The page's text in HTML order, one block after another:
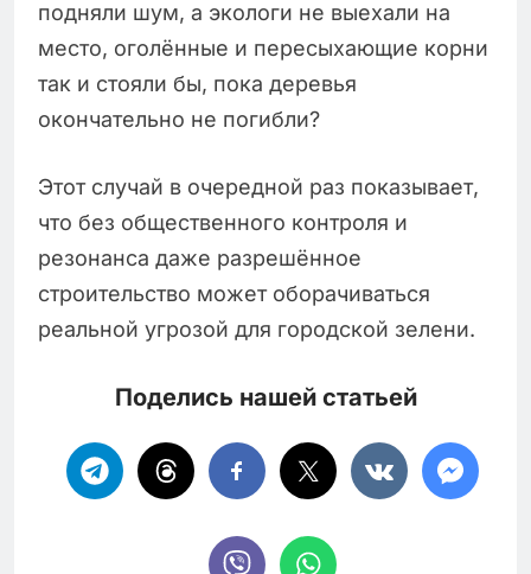
подняли шум, а экологи не выехали на
место, оголённые и пересыхающие корни
так и стояли бы, пока деревья
окончательно не погибли?
Этот случай в очередной раз показывает,
что без общественного контроля и
резонанса даже разрешённое
строительство может оборачиваться
реальной угрозой для городской зелени.
Поделись нашей статьей